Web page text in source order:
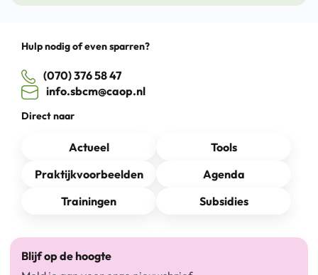
Hulp nodig of even sparren?
(070) 376 58 47
info.sbcm@caop.nl
Direct naar
Actueel
Tools
Praktijkvoorbeelden
Agenda
Trainingen
Subsidies
Blijf op de hoogte